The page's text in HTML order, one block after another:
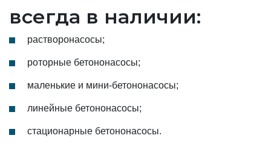
всегда в наличии:
растворонасосы;
роторные бетононасосы;
маленькие и мини-бетононасосы;
линейные бетононасосы;
стационарные бетононасосы.